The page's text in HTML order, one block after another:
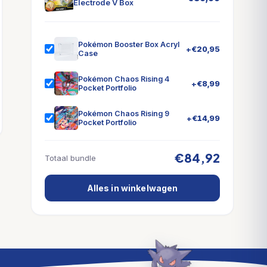
Electrode V Box
Pokémon Booster Box Acryl
Case
+€20,95
Pokémon Chaos Rising 4
Pocket Portfolio
+€8,99
Pokémon Chaos Rising 9
Pocket Portfolio
+€14,99
Totaal bundle €84,92
Alles in winkelwagen